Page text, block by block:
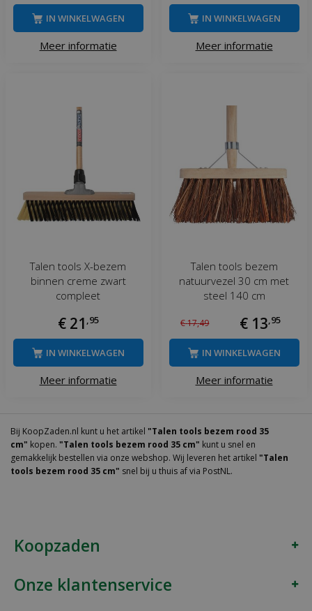
Meer informatie
IN WINKELWAGEN
Meer informatie
IN WINKELWAGEN
Talen tools X-bezem
binnen creme zwart
compleet
€ 21 ,95
Meer informatie
IN WINKELWAGEN
Talen tools bezem
natuurvezel 30 cm met
steel 140 cm
€17,49 € 13,95
Meer informatie
IN WINKELWAGEN
Bij KoopZaden.nl kunt u het artikel "Talen tools bezem rood 35
cm" kopen. "Talen tools bezem rood 35 cm" kunt u snel en
gemakkelijk bestellen via onze webshop. Wij leveren het artikel "Talen
tools bezem rood 35 cm" snel bij u thuis af via PostNL.
Koopzaden
Onze klantenservice